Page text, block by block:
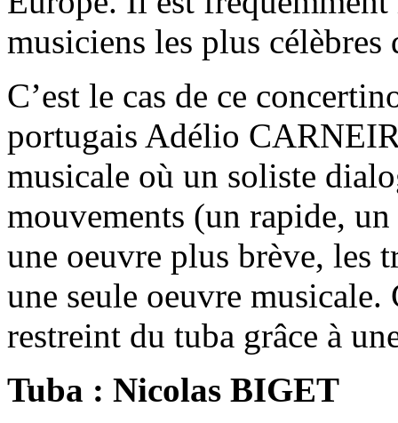
musiciens les plus célèbres
C’est le cas de ce
portugais Adélio
musicale où un soliste
mouvements (un rapide,
une oeuvre plus brève, les
une seule oeuvre
restreint du tuba grâce à
Tuba : Nicolas BIGET